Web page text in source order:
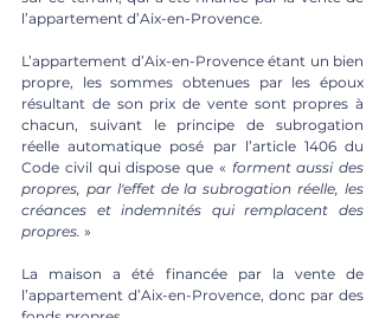
l’appartement d’Aix-en-Provence.
L’appartement d’Aix-en-Provence étant un bien
propre, les sommes obtenues par les époux
résultant de son prix de vente sont propres à
chacun, suivant le principe de subrogation
réelle automatique posé par l’article 1406 du
Code civil qui dispose que « forment aussi des
propres, par l'effet de la subrogation réelle, les
créances et indemnités qui remplacent des
propres. »
La maison a été financée par la vente de
l’appartement d’Aix-en-Provence, donc par des